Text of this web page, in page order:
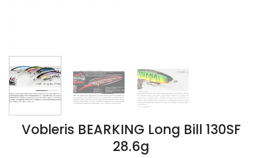
Vobleris BEARKING Long Bill 130SF
28.6g